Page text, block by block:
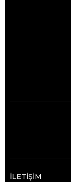
İLETİŞİM